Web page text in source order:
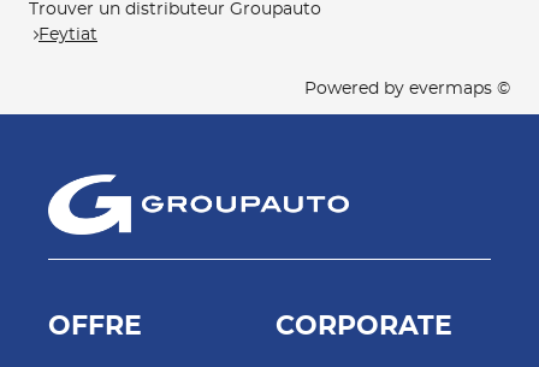
Trouver un distributeur Groupauto
Feytiat
Powered by evermaps ©
OFFRE CORPORATE